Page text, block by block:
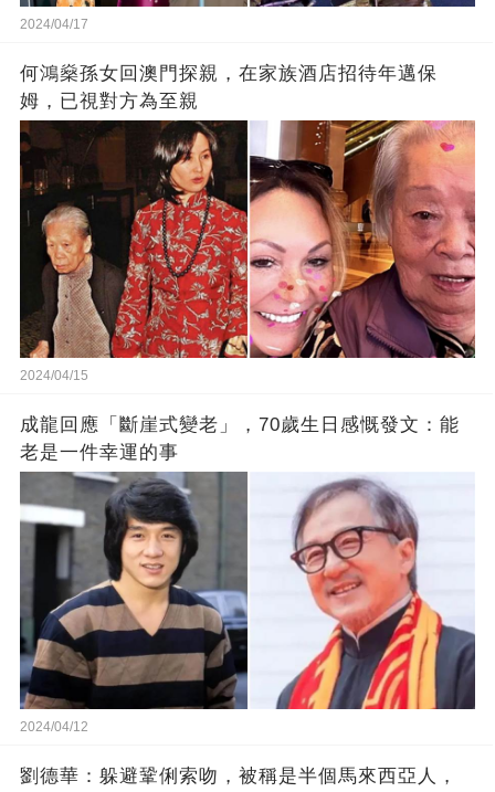
2024/04/17
何鴻燊孫女回澳門探親，在家族酒店招待年邁保
姆，已視對方為至親
2024/04/15
成龍回應「斷崖式變老」，70歲生日感慨發文：能
老是一件幸運的事
2024/04/12
劉德華：躲避鞏俐索吻，被稱是半個馬來西亞人，